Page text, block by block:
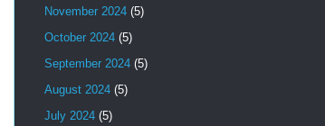
November 2024 (5)
October 2024 (5)
September 2024 (5)
August 2024 (5)
July 2024 (5)